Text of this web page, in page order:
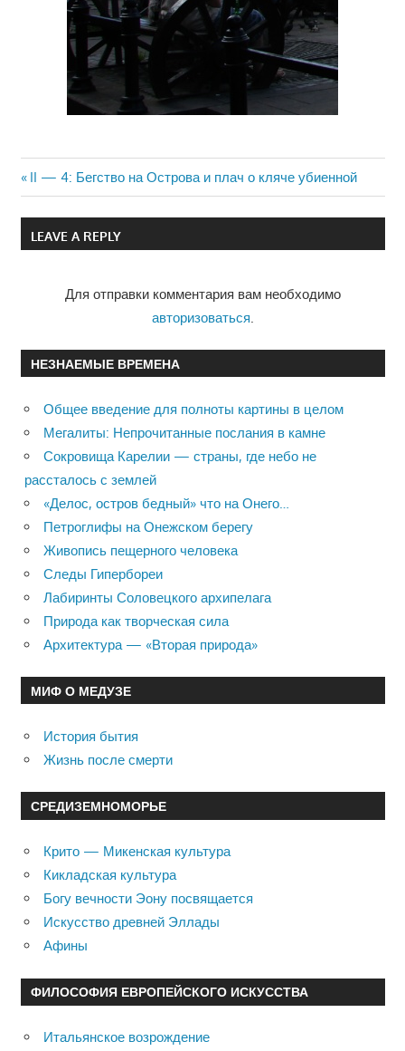
Навигация
по
Previous
Post:
II — 4: Бегство на Острова и плач о кляче убиенной
LEAVE A REPLY
Для отправки комментария вам необходимо
авторизоваться
НЕЗНАЕМЫЕ ВРЕМЕНА
Общее введение для полноты картины в целом
Мегалиты: Непрочитанные послания в камне
Сокровища Карелии — страны, где небо не
рассталось с землей
«Делос, остров бедный» что на Онего…
Петроглифы на Онежском берегу
Живопись пещерного человека
Следы Гипербореи
Лабиринты Соловецкого архипелага
Природа как творческая сила
Архитектура — «Вторая природа»
МИФ О МЕДУЗЕ
История бытия
Жизнь после смерти
СРЕДИЗЕМНОМОРЬЕ
Крито — Микенская культура
Кикладская культура
Богу вечности Эону посвящается
Искусство древней Эллады
Афины
ФИЛОСОФИЯ ЕВРОПЕЙСКОГО ИСКУССТВА
Итальянское возрождение